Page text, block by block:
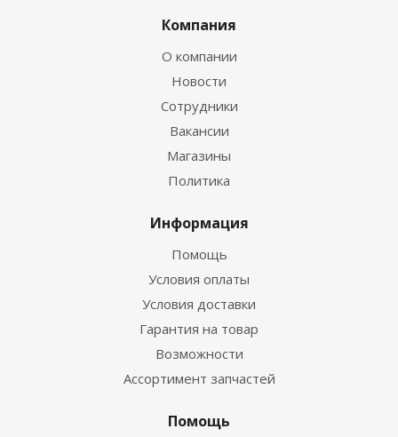
Компания
О компании
Новости
Сотрудники
Вакансии
Магазины
Политика
Информация
Помощь
Условия оплаты
Условия доставки
Гарантия на товар
Возможности
Ассортимент запчастей
Помощь